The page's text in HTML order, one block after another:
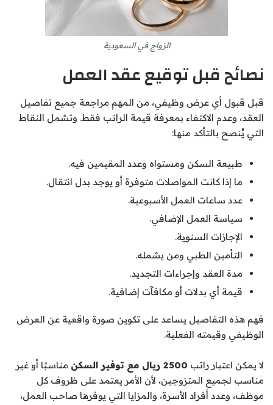
الزواج في السعودية
نصائح قبل توقيع عقد العمل
قبل قبول أي عرض وظيفي، من المهم مراجعة جميع تفاصيل
العقد، وعدم الاكتفاء بمعرفة قيمة الراتب فقط. وتشمل النقاط
التي يُنصح بالتأكد منها:
طبيعة السكن ومستواه وعدد المقيمين فيه.
ما إذا كانت المواصلات متوفرة أو يوجد بدل انتقال.
عدد ساعات العمل الأسبوعية.
سياسة العمل الإضافي.
الإجازات السنوية.
التأمين الطبي ومن يشمله.
مدة العقد وإجراءات التجديد.
قيمة أي بدلات أو مكافآت إضافية.
فهم هذه التفاصيل يساعد على تكوين صورة واقعية عن العرض
الوظيفي وقيمته الفعلية.
لا يمكن اعتبار راتب 2500 ريال مع توفير السكن
مناسبًا أو غير
مناسب لجميع المتزوجين، لأن الأمر يعتمد على ظروف كل
موظف، وعدد أفراد الأسرة، والمزايا التي يوفرها صاحب العمل،